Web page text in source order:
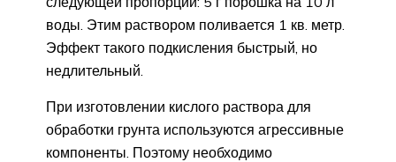
воды. Этим раствором поливается 1 кв. метр.
Эффект такого подкисления быстрый, но
недлительный.
При изготовлении кислого раствора для
обработки грунта используются агрессивные
компоненты. Поэтому необходимо